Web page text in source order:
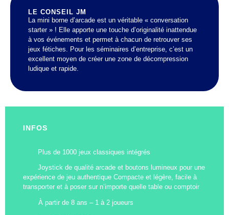
LE CONSEIL JM
La mini borne d’arcade est un véritable « conversation
starter » ! Elle apporte une touche d’originalité inattendue
à vos événements et permet à chacun de retrouver ses
jeux fétiches. Pour les séminaires d’entreprise, c’est un
excellent moyen de créer une zone de décompression
ludique et rapide.
INFOS
Plus de 1000 jeux classiques intégrés
Joystick de qualité arcade et boutons lumineux pour une
expérience de jeu authentique Compacte et légère, facile à
transporter et à poser sur n’importe quelle table ou comptoir
À partir de 8 ans – 1 à 2 joueurs